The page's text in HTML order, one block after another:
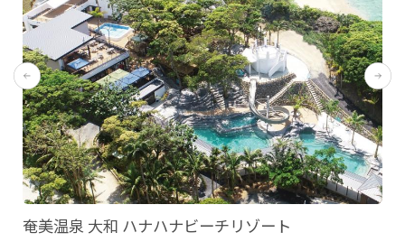
奄美温泉 大和 ハナハナビーチリゾート